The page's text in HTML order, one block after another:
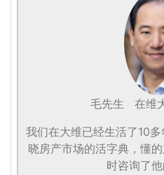
毛先生
在维
我们在大维已经生活了10
晓房产市场的活字典，懂
时咨询了他